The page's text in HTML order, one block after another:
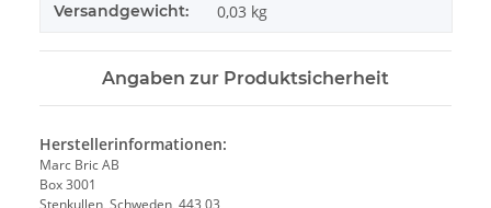
Versandgewicht: 0,03 kg
Angaben zur Produktsicherheit
Herstellerinformationen:
Marc Bric AB
Box 3001
Stenkullen, Schweden, 443 03